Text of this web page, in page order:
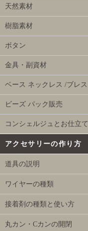
天然素材
樹脂素材
ボタン
金具・副資材
ベース ネックレス /ブレス
ビーズ パック販売
コンシェルジュとお仕立て
アクセサリーの作り方
道具の説明
ワイヤーの種類
接着剤の種類と使い方
丸カン・Cカンの開閉